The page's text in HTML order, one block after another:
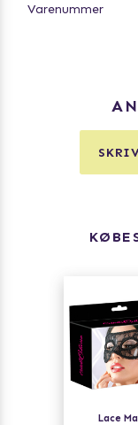
Varenummer
Lace